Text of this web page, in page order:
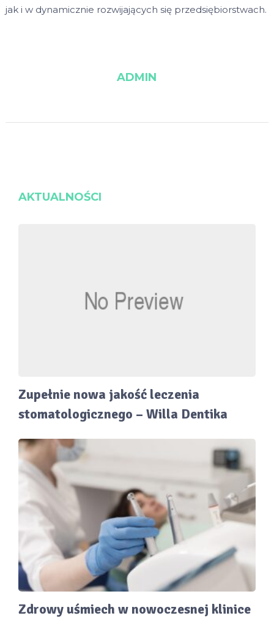
jak i w dynamicznie rozwijających się przedsiębiorstwach.
ADMIN
AKTUALNOŚCI
Zupełnie nowa jakość leczenia
stomatologicznego – Willa Dentika
Zdrowy uśmiech w nowoczesnej klinice